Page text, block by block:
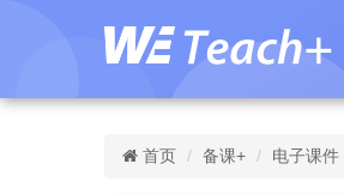
首页 备课+ 电子课件